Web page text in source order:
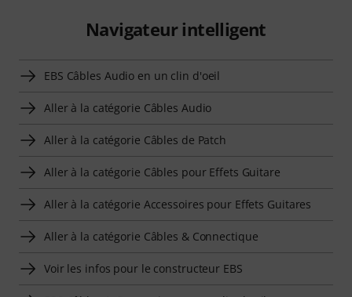
Navigateur intelligent
EBS Câbles Audio en un clin d'oeil
Aller à la catégorie Câbles Audio
Aller à la catégorie Câbles de Patch
Aller à la catégorie Câbles pour Effets Guitare
Aller à la catégorie Accessoires pour Effets Guitares
Aller à la catégorie Câbles & Connectique
Voir les infos pour le constructeur EBS